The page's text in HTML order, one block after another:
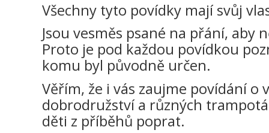
Všechny tyto povídky mají svůj
Jsou vesměs psané na přání, aby
Proto je pod každou povídkou
komu byl původně určen.
Věřím, že i vás zaujme povídání o
dobrodružství a různých
děti z příběhů poprat.